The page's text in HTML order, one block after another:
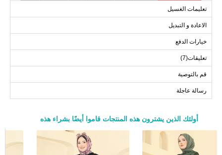
40
44
108
86
138
46
48
50
52
122
102
139
تعليمات الغسيل
الاعادة و التبديل
خيارات الدفع
تعليقات(7)
قم بالتوصية
رسالة عاجلة
أولئك الذين يشترون هذه المنتجات قاموا أيضًا بشراء هذه